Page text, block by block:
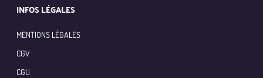
INFOS LÉGALES
MENTIONS LÉGALES
CGV
CGU